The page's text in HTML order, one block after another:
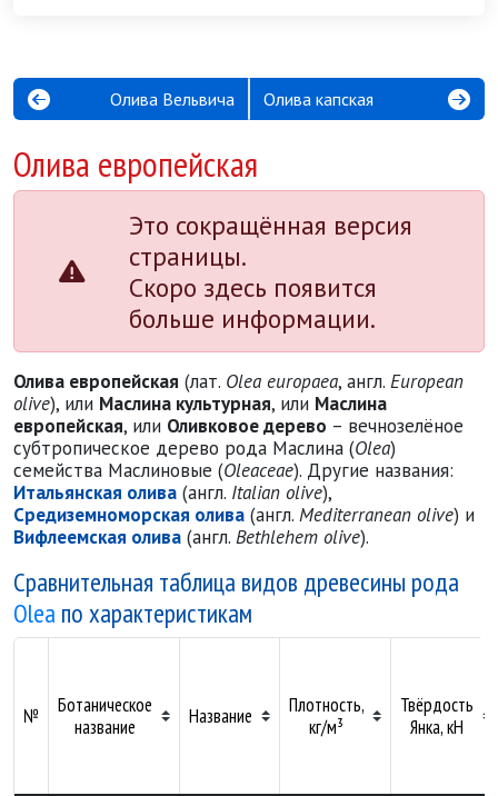
Олива Вельвича Олива капская
Олива европейская
Это сокращённая версия
страницы.
Скоро здесь появится
больше информации.
Олива европейская (лат. Olea europaea, англ. European
olive), или Маслина культурная, или Маслина
европейская, или Оливковое дерево – вечнозелёное
субтропическое дерево рода Маслина (Olea)
семейства Маслиновые (Oleaceae). Другие названия:
Итальянская олива (англ. Italian olive),
Средиземноморская олива (англ. Mediterranean olive) и
Вифлеемская олива (англ. Bethlehem olive).
Сравнительная таблица видов древесины рода
Olea по характеристикам
№
Ботаническое
название
Название
Плотность,
кг/м³
Твёрдость
Янка, кН